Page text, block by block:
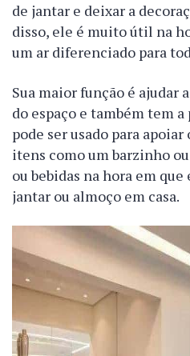
de jantar e deixar a
disso, ele é muito útil na
um ar diferenciado para
Sua maior função é ajudar
do espaço e também tem
pode ser usado para
itens como um barzinho
ou bebidas na hora em
jantar ou almoço em casa.